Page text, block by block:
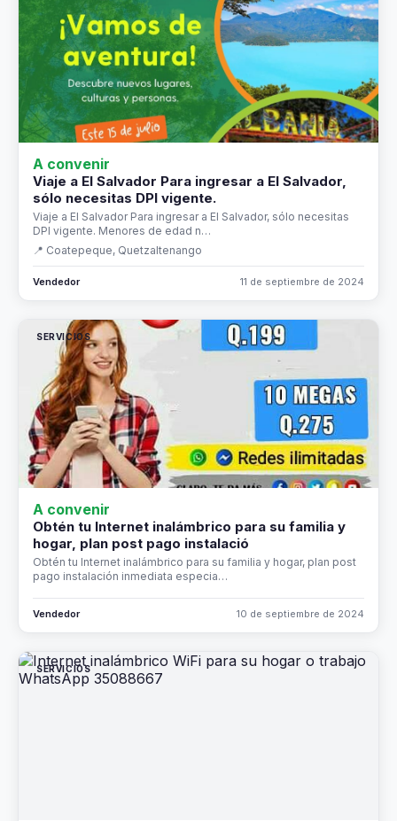
A convenir
Viaje a El Salvador Para ingresar a El Salvador,
sólo necesitas DPI vigente.
Viaje a El Salvador Para ingresar a El Salvador, sólo necesitas
DPI vigente. Menores de edad n…
📍 Coatepeque, Quetzaltenango
Vendedor 11 de septiembre de 2024
SERVICIOS
A convenir
Obtén tu Internet inalámbrico para su familia y
hogar, plan post pago instalació
Obtén tu Internet inalámbrico para su familia y hogar, plan post
pago instalación inmediata especia…
Vendedor 10 de septiembre de 2024
SERVICIOS